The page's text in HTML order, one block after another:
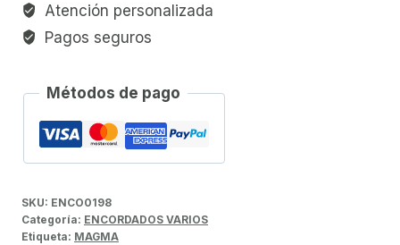
Atención personalizada
Pagos seguros
Métodos de pago
SKU: ENCO0198
Categoría: ENCORDADOS VARIOS
Etiqueta: MAGMA